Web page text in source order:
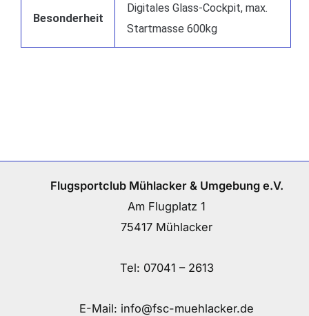
Besonderheit
Digitales Glass-Cockpit, max.
Startmasse 600kg
Flugsportclub Mühlacker & Umgebung e.V.
Am Flugplatz 1
75417 Mühlacker
Tel: 07041 – 2613
E-Mail: info@fsc-muehlacker.de